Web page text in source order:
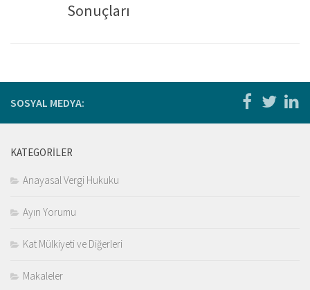
Sonuçları
SOSYAL MEDYA:
KATEGORILER
Anayasal Vergi Hukuku
Ayın Yorumu
Kat Mülkiyeti ve Diğerleri
Makaleler